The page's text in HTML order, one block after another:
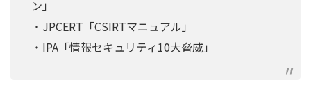
ン」
・JPCERT「CSIRTマニュアル」
・IPA「情報セキュリティ10大脅威」